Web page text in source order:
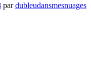
par dubleudansmesnuages